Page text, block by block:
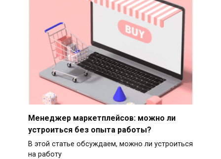
Менеджер маркетплейсов: можно ли
устроиться без опыта работы?
В этой статье обсуждаем, можно ли устроиться
на работу